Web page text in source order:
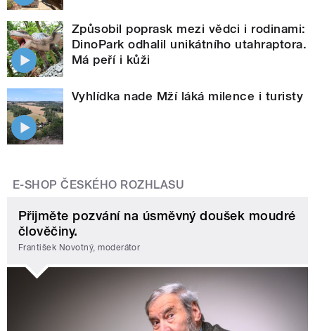
Způsobil poprask mezi vědci i rodinami:
DinoPark odhalil unikátního utahraptora.
Má peří i kůži
Vyhlídka nade Mží láká milence i turisty
E-SHOP ČESKÉHO ROZHLASU
Přijměte pozvání na úsměvný doušek moudré
člověčiny.
František Novotný, moderátor